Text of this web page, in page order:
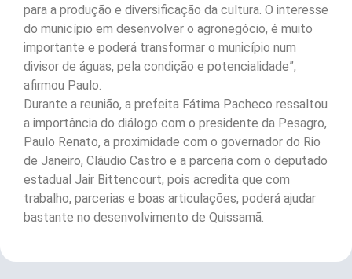
para a produção e diversificação da cultura. O interesse
do município em desenvolver o agronegócio, é muito
importante e poderá transformar o município num
divisor de águas, pela condição e potencialidade”,
afirmou Paulo.
Durante a reunião, a prefeita Fátima Pacheco ressaltou
a importância do diálogo com o presidente da Pesagro,
Paulo Renato, a proximidade com o governador do Rio
de Janeiro, Cláudio Castro e a parceria com o deputado
estadual Jair Bittencourt, pois acredita que com
trabalho, parcerias e boas articulações, poderá ajudar
bastante no desenvolvimento de Quissamã.